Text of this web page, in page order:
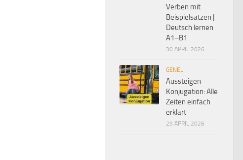
Verben mit
Beispielsätzen |
Deutsch lernen
A1–B1
30 APRIL 2026
GENEL
Aussteigen
Konjugation: Alle
Zeiten einfach
erklärt
29 APRIL 2026